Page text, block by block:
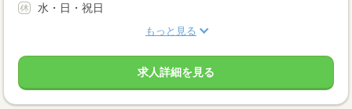
水・日・祝日
もっと見る
求人詳細を見る